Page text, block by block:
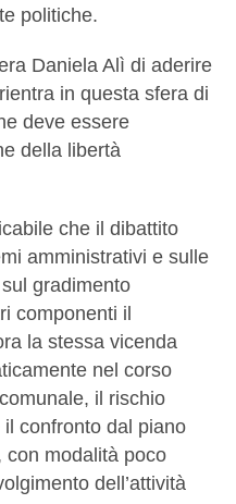
politiche.
Daniela Alì di aderire
in questa sfera di
deve essere
della libertà
che il dibattito
amministrativi e sulle
gradimento
componenti il
la stessa vicenda
nel corso
il rischio
confronto dal piano
con modalità poco
dell’attività